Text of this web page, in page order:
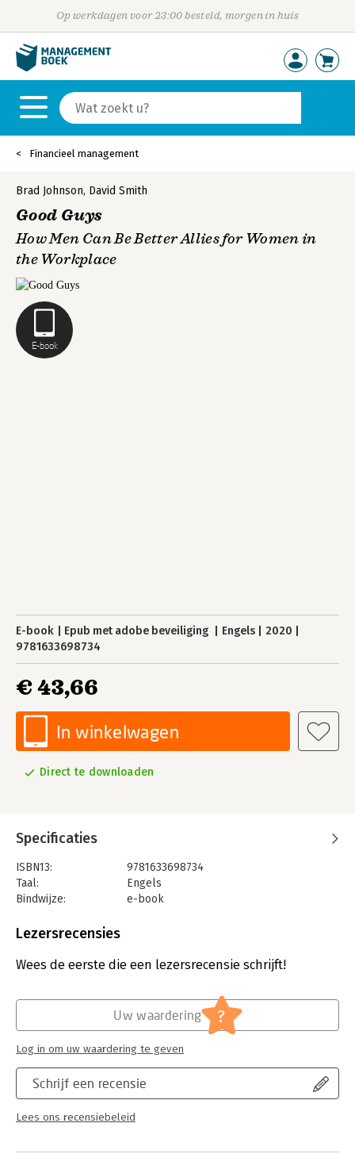
Op werkdagen voor 23:00 besteld, morgen in huis
Financieel management
E-book
Brad Johnson, David Smith
Good Guys
How Men Can Be Better Allies for Women in
the Workplace
E-book Epub met adobe beveiliging Engels
2020
9781633698734
€ 43,66
In winkelwagen
Direct te downloaden
Specificaties
ISBN13:
9781633698734
Taal:
Engels
Bindwijze:
e-book
Bestandsformaat:
Uitgever:
Harvard Business Review Press
Financieel management
Personeelsmanagement
Lezersrecensies
Wees de eerste die een lezersrecensie schrijft!
Schrijf een recensie
Lees ons recensiebeleid
Uw waardering ?
Log in om uw waardering te geven